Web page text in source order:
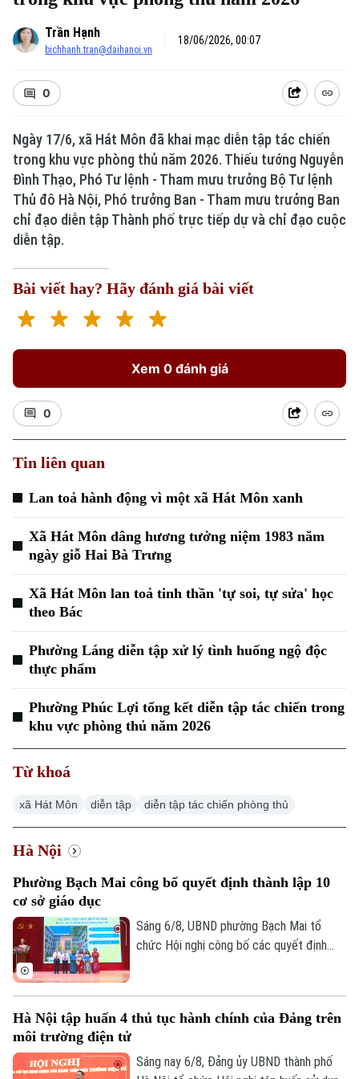
Trần Hạnh
bichhanh.tran@daihanoi.vn
18/06/2026, 00:07
0
Ngày 17/6, xã Hát Môn đã khai mạc diễn tập tác chiến
trong khu vực phòng thủ năm 2026. Thiếu tướng Nguyễn
Đình Thạo, Phó Tư lệnh - Tham mưu trưởng Bộ Tư lệnh
Thủ đô Hà Nội, Phó trưởng Ban - Tham mưu trưởng Ban
chỉ đạo diễn tập Thành phố trực tiếp dự và chỉ đạo cuộc
diễn tập.
Bài viết hay? Hãy đánh giá bài viết
Xem 0 đánh giá
0
Tin liên quan
Lan toả hành động vì một xã Hát Môn xanh
Xã Hát Môn dâng hương tưởng niệm 1983 năm
ngày giỗ Hai Bà Trưng
Xã Hát Môn lan toả tinh thần 'tự soi, tự sửa' học
theo Bác
Phường Láng diễn tập xử lý tình huống ngộ độc
thực phẩm
Phường Phúc Lợi tổng kết diễn tập tác chiến trong
khu vực phòng thủ năm 2026
Từ khoá
xã Hát Môn diễn tập diễn tập tác chiến phòng thủ
Hà Nội
Phường Bạch Mai công bố quyết định thành lập 10
cơ sở giáo dục
Sáng 6/8, UBND phường Bạch Mai tổ
chức Hội nghị công bố các quyết định
sở công lập trên địa bàn.
Hà Nội tập huấn 4 thủ tục hành chính của Đảng trên
môi trường điện tử
Sáng nay 6/8, Đảng ủy UBND thành phố